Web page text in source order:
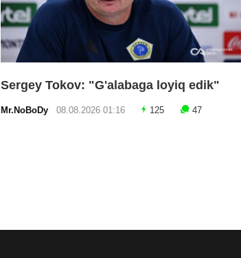
Sergey Tokov: "G'alabaga loyiq edik"
Mr.NoBoDy 08.08.2026 01:16 125 47